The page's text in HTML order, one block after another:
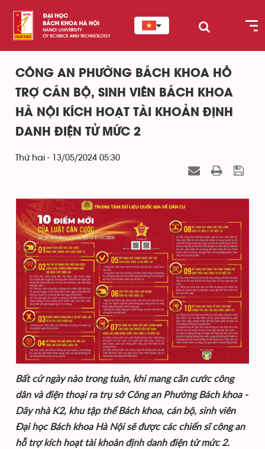
CÔNG AN PHƯỜNG BÁCH KHOA HỖ
TRỢ CÁN BỘ, SINH VIÊN BÁCH KHOA
HÀ NỘI KÍCH HOẠT TÀI KHOẢN ĐỊNH
DANH ĐIỆN TỬ MỨC 2
Thứ hai - 13/05/2024 05:30
Bất cứ ngày nào trong tuàn, khi mang căn cước công
dân và điện thoại ra trụ sở Công an Phường Bách khoa -
Dãy nhà K2, khu tập thể Bách khoa, cán bộ, sinh viên
Đại học Bách khoa Hà Nội sẽ được các chiến sĩ công an
hỗ trợ kích hoạt tài khoản định danh điện tử mức 2.